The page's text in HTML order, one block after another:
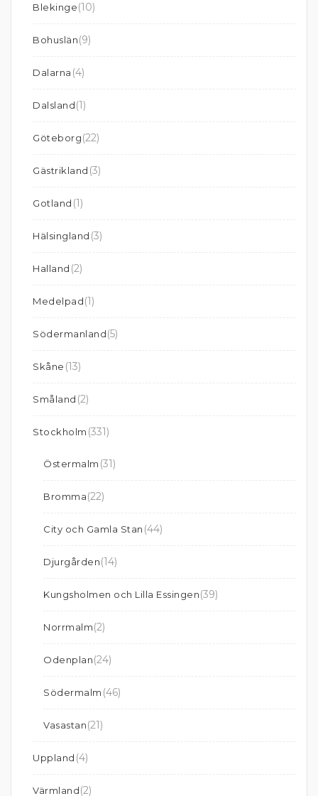
Blekinge(10)
Bohuslän(9)
Dalarna (4)
Dalsland(1)
Göteborg(22)
Gästrikland (3)
Gotland (1)
Hälsingland (3)
Halland (2)
Medelpad(1)
Södermanland(5)
Skåne (13)
Småland (2)
Stockholm (331)
Östermalm (31)
Bromma(22)
City och Gamla Stan (44)
Djurgården(14)
Kungsholmen och Lilla Essingen(39)
Norrmalm(2)
Odenplan(24)
Södermalm (46)
Vasastan(21)
Uppland (4)
Värmland(2)